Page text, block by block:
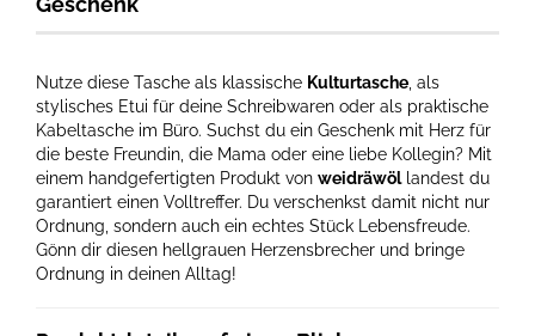
Nutze diese Tasche als klassische Kulturtasche , als
stylisches Etui für deine Schreibwaren oder als praktische
Kabeltasche im Büro. Suchst du ein Geschenk mit Herz für
die beste Freundin, die Mama oder eine liebe Kollegin? Mit
einem handgefertigten Produkt von weidräwöllandest du
garantiert einen Volltreffer. Du verschenkst damit nicht nur
Ordnung, sondern auch ein echtes Stück Lebensfreude.
Gönn dir diesen hellgrauen Herzensbrecher und bringe
Ordnung in deinen Alltag!